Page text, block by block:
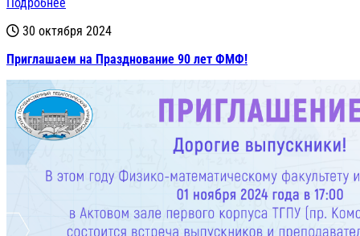
30 октября 2024
Приглашаем на Празднование 90 лет ФМФ!